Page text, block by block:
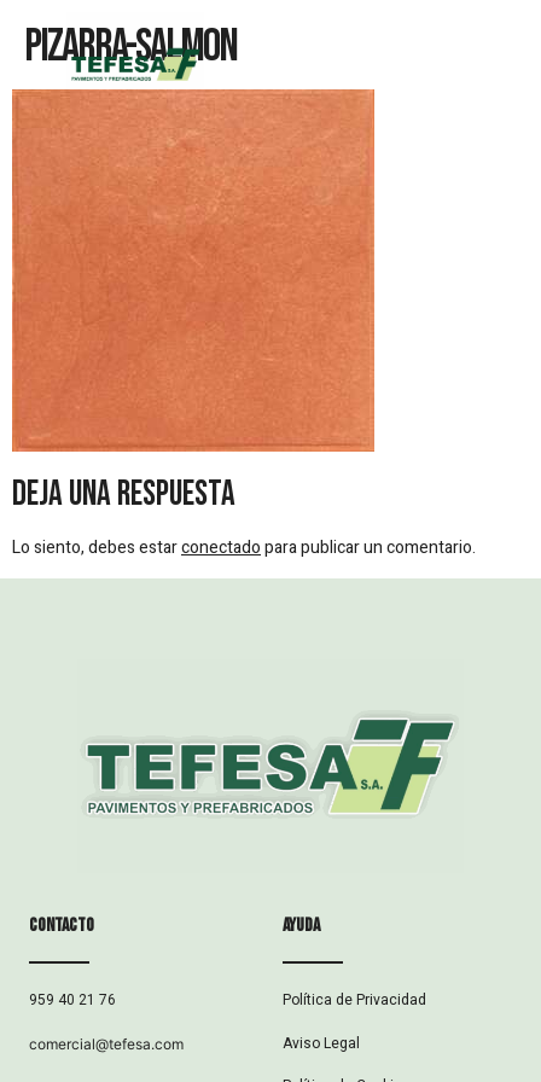
Pizarra-Salmon
Deja una respuesta
Lo siento, debes estarconectadopara publicar un comentario.
Contacto
959 40 21 76
comercial@tefesa.com
ayuda
Política de Privacidad
Aviso Legal